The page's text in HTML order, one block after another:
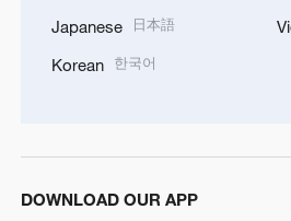
Japanese 日本語
Korean 한국어
DOWNLOAD OUR APP